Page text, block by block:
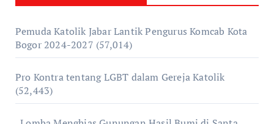
Pemuda Katolik Jabar Lantik Pengurus Komcab Kota
Bogor 2024-2027 (57,014)
Pro Kontra tentang LGBT dalam Gereja Katolik
(52,443)